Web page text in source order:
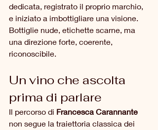
dedicata, registrato il proprio marchio,
e iniziato a imbottigliare una visione.
Bottiglie nude, etichette scarne, ma
una direzione forte, coerente,
riconoscibile.
Un vino che ascolta
prima di parlare
Il percorso di Francesca Carannante
non segue la traiettoria classica dei